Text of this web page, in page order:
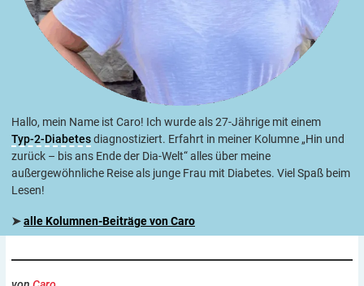
Hallo, mein Name ist Caro! Ich wurde als 27-Jährige mit einem
Typ-2-Diabetesdiagnostiziert. Erfahrt in meiner Kolumne „Hin und
zurück – bis ans Ende der Dia-Welt“ alles über meine
außergewöhnliche Reise als junge Frau mit Diabetes. Viel Spaß beim
Lesen!
➤alle Kolumnen-Beiträge von Caro